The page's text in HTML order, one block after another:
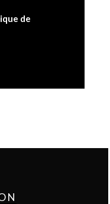
de